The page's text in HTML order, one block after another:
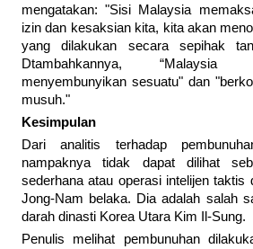
mengatakan: "Sisi Malaysia
izin dan kesaksian kita, kita akan
yang dilakukan secara sepihak
Dtambahkannya,
menyembunyikan sesuatu" dan
musuh."
Kesimpulan
Dari analitis terhadap
nampaknya tidak dapat dilihat
sederhana atau operasi intelijen taktis
Jong-Nam belaka. Dia adalah salah
darah dinasti Korea Utara Kim Il-Sung.
Penulis melihat pembunuhan